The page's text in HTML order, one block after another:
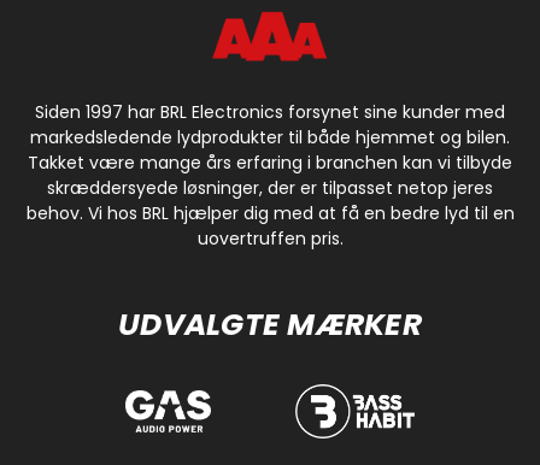
Siden 1997 har BRL Electronics forsynet sine kunder med
markedsledende lydprodukter til både hjemmet og bilen.
Takket være mange års erfaring i branchen kan vi tilbyde
skræddersyede løsninger, der er tilpasset netop jeres
behov. Vi hos BRL hjælper dig med at få en bedre lyd til en
uovertruffen pris.
UDVALGTE MÆRKER